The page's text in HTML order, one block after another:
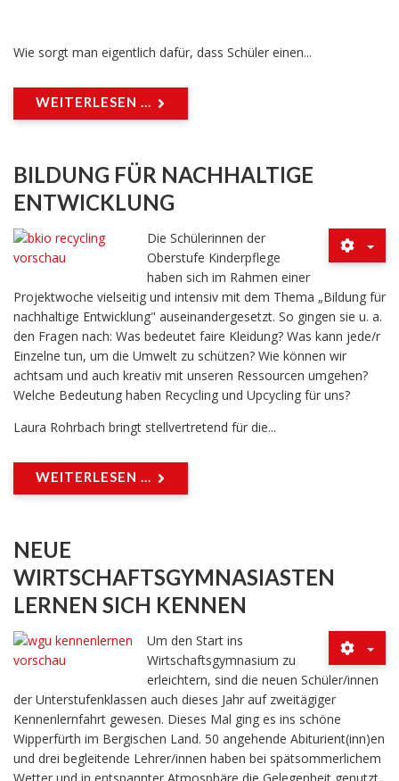
Wie sorgt man eigentlich dafür, dass Schüler einen...
WEITERLESEN ...
BILDUNG FÜR NACHHALTIGE
ENTWICKLUNG
Die Schülerinnen der
Oberstufe Kinderpflege
haben sich im Rahmen einer
Projektwoche vielseitig und intensiv mit dem Thema „Bildung für
nachhaltige Entwicklung" auseinandergesetzt. So gingen sie u. a.
den Fragen nach: Was bedeutet faire Kleidung? Was kann jede/r
Einzelne tun, um die Umwelt zu schützen? Wie können wir
achtsam und auch kreativ mit unseren Ressourcen umgehen?
Welche Bedeutung haben Recycling und Upcycling für uns?
Laura Rohrbach bringt stellvertretend für die...
WEITERLESEN ...
NEUE
WIRTSCHAFTSGYMNASIASTEN
LERNEN SICH KENNEN
Um den Start ins
Wirtschaftsgymnasium zu
erleichtern, sind die neuen Schüler/innen
der Unterstufenklassen auch dieses Jahr auf zweitägiger
Kennenlernfahrt gewesen. Dieses Mal ging es ins schöne
Wipperfürth im Bergischen Land. 50 angehende Abiturient(inn)en
und drei begleitende Lehrer/innen haben bei spätsommerlichem